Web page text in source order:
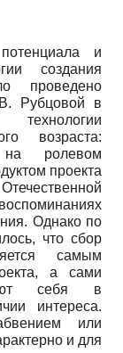
и
создания
проведено
Рубцовой в
возраста:
ролевом
проекта
Однако по
что сбор
самым
а сами
себя в
интереса.
или
и для